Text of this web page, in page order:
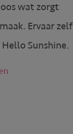
wat zorgt
Ervaar zelf
Sunshine.